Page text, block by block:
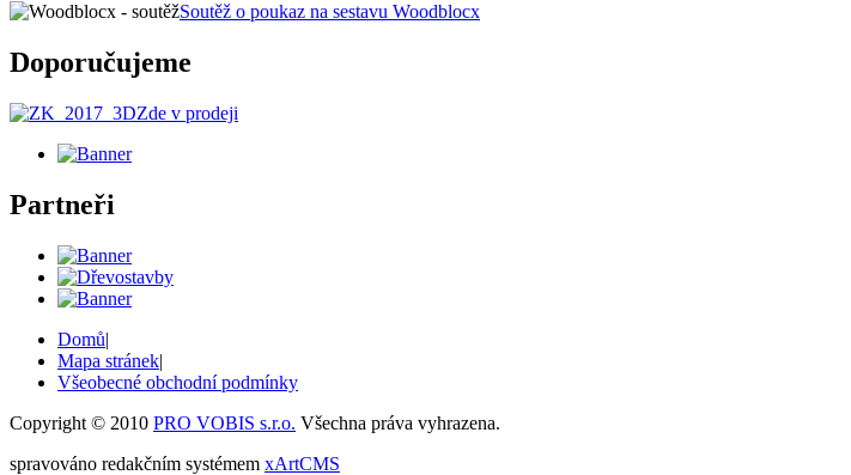
Soutěž o poukaz na sestavu Woodblocx
Doporučujeme
Zde v prodeji
Partneři
Domů|
Mapa stránek|
Všeobecné obchodní podmínky
Copyright © 2010 PRO VOBIS s.r.o. Všechna práva vyhrazena.
spravováno redakčním systémem xArtCMS